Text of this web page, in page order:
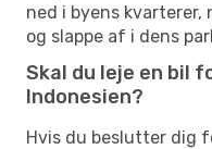
ned i byens kvarterer,
og slappe af i dens
Skal du leje en bil
Indonesien?
Hvis du beslutter dig